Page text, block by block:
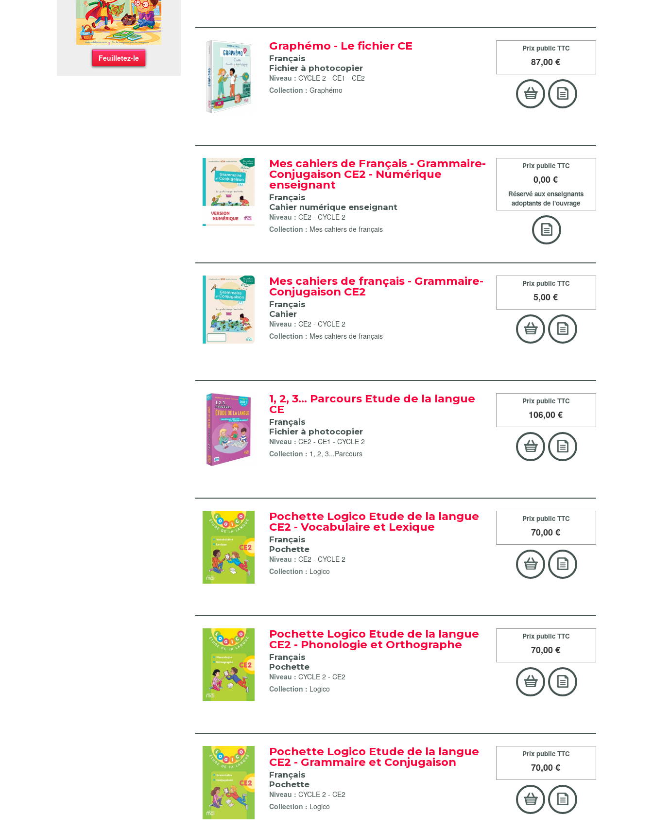
Feuilletez-le
Graphémo - Le fichier CE
Français
Fichier à photocopier
Niveau :CYCLE 2 -CE1 -CE2
Collection :Graphémo
Prix public TTC
87,00 €
Mes cahiers de Français - Grammaire-
Conjugaison CE2 - Numérique
enseignant
Français
Cahier numérique enseignant
Niveau :CE2 -CYCLE 2
Collection : Mes cahiers de français
Prix public TTC
0,00 €
Réservé aux enseignants
adoptants de l'ouvrage
Mes cahiers de français - Grammaire-
Conjugaison CE2
Français
Cahier
Niveau :CE2 -CYCLE 2
Collection : Mes cahiers de français
Prix public TTC
5,00 €
1, 2, 3... Parcours Etude de la langue
CE
Français
Fichier à photocopier
Niveau :CE2 -CE1 -CYCLE 2
Collection : 1, 2, 3...Parcours
Prix public TTC
106,00 €
Pochette Logico Etude de la langue
CE2 - Vocabulaire et Lexique
Français
Pochette
Niveau :CE2 -CYCLE 2
Collection : Logico
Prix public TTC
70,00 €
Pochette Logico Etude de la langue
CE2 - Phonologie et Orthographe
Français
Pochette
Niveau :CYCLE 2 -CE2
Collection : Logico
Prix public TTC
70,00 €
Pochette Logico Etude de la langue
CE2 - Grammaire et Conjugaison
Français
Pochette
Niveau :CYCLE 2 -CE2
Collection : Logico
Prix public TTC
70,00 €